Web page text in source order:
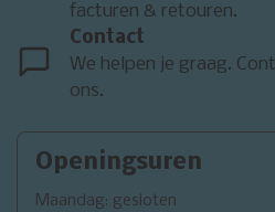
facturen & retouren.
Contact
We helpen je graag.
ons.
Openingsuren
Maandag: gesloten